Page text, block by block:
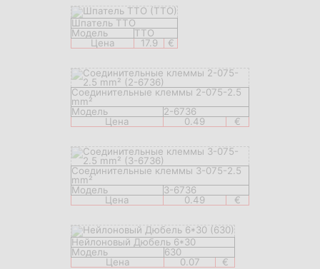
Шпатель TTO
Модель
TTO
Цена
17.9 €
Соединительные клеммы 2-075-2.5
mm²
Модель
2-6736
Цена
0.49 €
Соединительные клеммы 3-075-2.5
mm²
Модель
3-6736
Цена
0.49 €
Нейлоновый Дюбель 6*30
Модель
630
Цена
0.07 €